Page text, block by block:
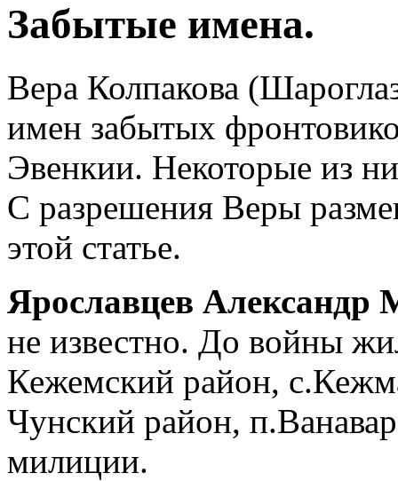
Забытые имена.
Вера Колпакова
имен забытых
Эвенкии. Некоторые из
С разрешения Веры
этой статье.
Ярославцев Александр
не известно. До войны
Кежемский район,
Чунский район,
милиции.